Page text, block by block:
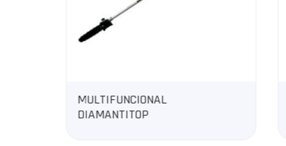
DESMALEZADORA
500